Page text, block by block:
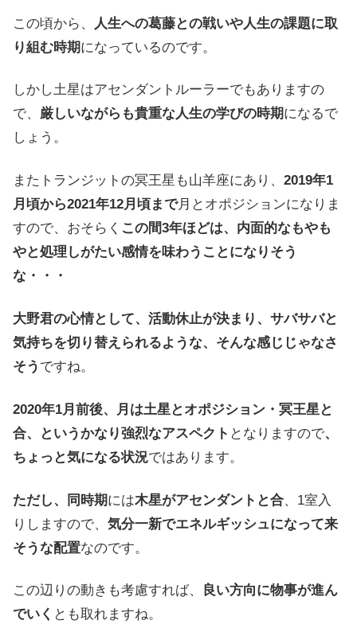
この頃から、
人生への葛藤との戦いや人生の課題に取
り組む時期になっているのです。
しかし土星はアセンダントルーラーでもありますの
で、 厳しいながらも貴重な人生の学びの時期になるで
しょう。
またトランジットの冥王星も山羊座にあり、 2019年1
月頃から2021年12月頃まで月とオポジションになりま
すので、おそらく この間3年ほどは、内面的なもやも
やと処理しがたい感情を味わうことになりそう
な・・・
大野君の心情として、活動休止が決まり、サバサバと
気持ちを切り替えられるような、そんな感じじゃなさ
そう ですね。
2020年1月前後、月は土星とオポジション・冥王星と
合、というかなり強烈なアスペクト となりますので、
ちょっと気になる状況ではあります。
ただし、同時期には木星がアセンダントと合、1室入
りしますので、 気分一新でエネルギッシュになって来
そうな配置なのです。
この辺りの動きも考慮すれば、
良い方向に物事が進ん
でいく とも取れますね。